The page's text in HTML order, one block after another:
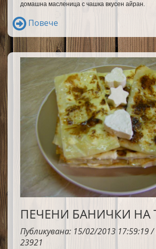
домашна масленица с чашка вкусен айран.
Повече
ПЕЧЕНИ БАНИЧКИ НА
Публикувана: 15/02/2013 17:59:19
23921